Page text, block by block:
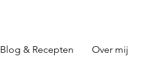
Blog & Recepten Over mij